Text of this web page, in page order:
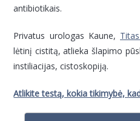
antibiotikais.
Privatus urologas Kaune,
lėtinį cistitą, atlieka šlapimo
instiliacijas, cistoskopiją.
Atlikite testą, kokia tikimybė,